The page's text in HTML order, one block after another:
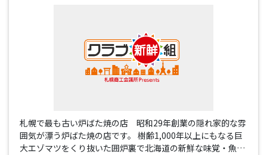
札幌で最も古い炉ばた焼の店 昭和29年創業の隠れ家的な雰
囲気が漂う炉ばた焼の店です。 樹齢1,000年以上にもなる巨
大エゾマツをくり抜いた囲炉裏で北海道の新鮮な味覚・魚介